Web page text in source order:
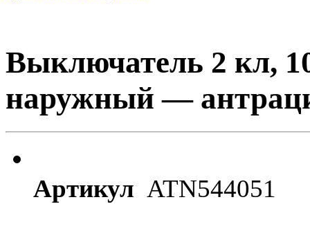
Выключатель 2 кл,
наружный —
Артикул ATN544051